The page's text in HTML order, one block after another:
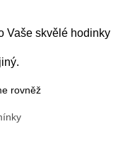
Vaše skvělé hodinky
rovněž